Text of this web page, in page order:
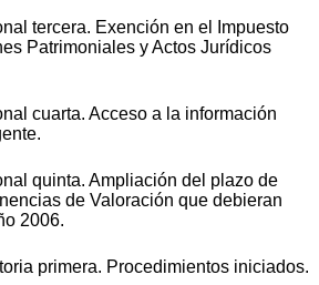
tercera. Exención en el Impuesto
Patrimoniales y Actos Jurídicos
cuarta. Acceso a la información
quinta. Ampliación del plazo de
de Valoración que debieran
2006.
primera. Procedimientos iniciados.